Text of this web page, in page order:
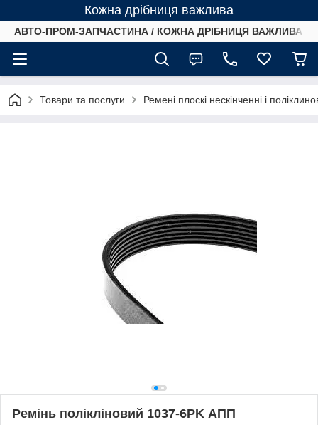
Кожна дрібниця важлива
АВТО-ПРОМ-ЗАПЧАСТИНА / КОЖНА ДРІБНИЦЯ ВАЖЛИВА /
Товари та послуги Ремені плоскі нескінченні і
Ремінь полікліновий 1037-6PK АПП